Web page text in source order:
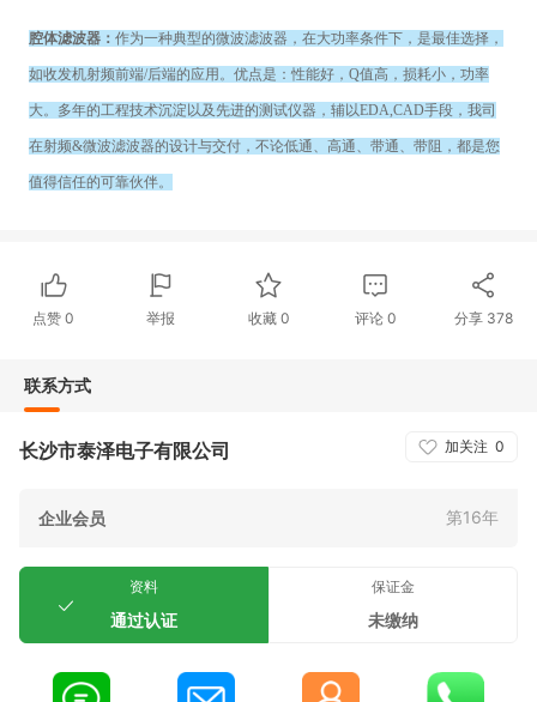
腔体滤波器： 作为一种典型的微波滤波器，在大功率条件下，是最佳选择，
如收发机射频前端/后端的应用。优点是：性能好，Q值高，损耗小，功率
大。多年的工程技术沉淀以及先进的测试仪器，辅以EDA,CAD手段，我司
在射频&微波滤波器的设计与交付，不论低通、高通、带通、带阻，都是您
值得信任的可靠伙伴。
点赞0 举报 收藏 0 评论0 分享 378
联系方式
加关注 0
长沙市泰泽电子有限公司
企业会员 第16年
资料
通过认证
保证金
未缴纳